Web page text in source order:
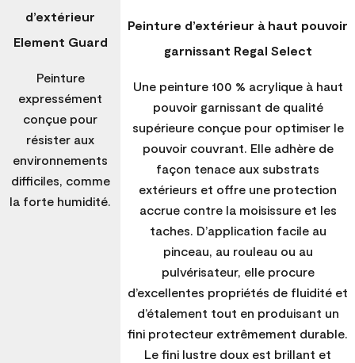
d’extérieur
Element Guard
Peinture
expressément
conçue pour
résister aux
environnements
difficiles, comme
la forte humidité.
Peinture d’extérieur à haut pouvoir
garnissant Regal Select
Une peinture 100 % acrylique à haut
pouvoir garnissant de qualité
supérieure conçue pour optimiser le
pouvoir couvrant. Elle adhère de
façon tenace aux substrats
extérieurs et offre une protection
accrue contre la moisissure et les
taches. D’application facile au
pinceau, au rouleau ou au
pulvérisateur, elle procure
d’excellentes propriétés de fluidité et
d’étalement tout en produisant un
fini protecteur extrêmement durable.
Le fini lustre doux est brillant et